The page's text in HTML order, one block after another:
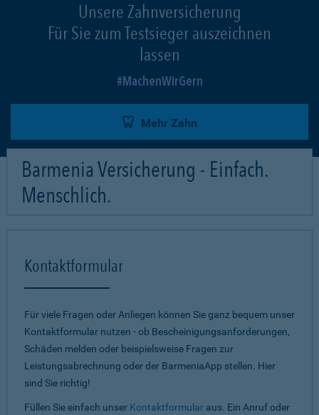
Unsere Zahnversicherung
Für Sie zum Testsieger auszeichnen
lassen
MachenWirGern
Mehr Zahn
Barmenia Versicherung - Einfach.
Menschlich.
Kontaktformular
Für viele Fragen oder Anliegen können Sie ganz bequem unser
Kontaktformular nutzen - ob Bescheinigungsanforderungen,
Schäden melden oder beispielsweise Fragen zur
Leistungsabrechnung oder der BarmeniaApp stellen. Hier
sind Sie richtig!
Füllen Sie einfach unser Kontaktformular aus. Ein Anruf oder